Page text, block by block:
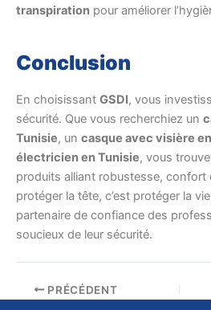
transpiration pour améliorer
Conclusion
En choisissant GSDI, vous
sécurité. Que vous recherchiez un
Tunisie, un casque avec visière
électricien en Tunisie, vous
produits alliant robustesse, confort
protéger la tête, c’est protéger la
partenaire de confiance des
soucieux de leur sécurité.
PRÉCÉDENT